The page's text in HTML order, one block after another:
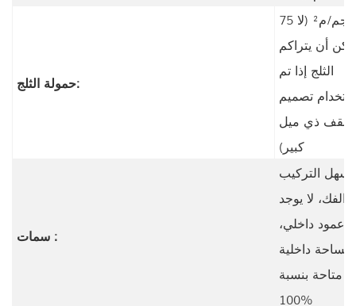
حمولة الثلج:
75 كجم/م² (لا
أن يتراكم
الثلج إذا تم
تصميم
سقف ذي ميل
كبير)
سمات :
سهل التركيب
والفك، لا يوجد
عمود داخلي،
مساحة داخلية
متاحة بنسبة
100%